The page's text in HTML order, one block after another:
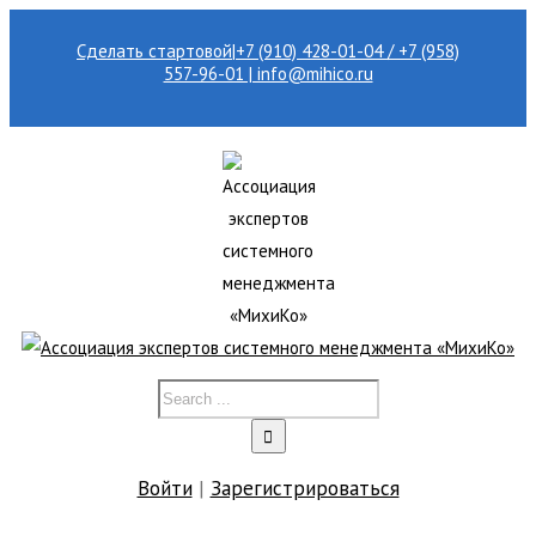
Сделать стартовой|+7 (910) 428-01-04 / +7 (958)
557-96-01 | info@mihico.ru
Войти| Зарегистрироваться